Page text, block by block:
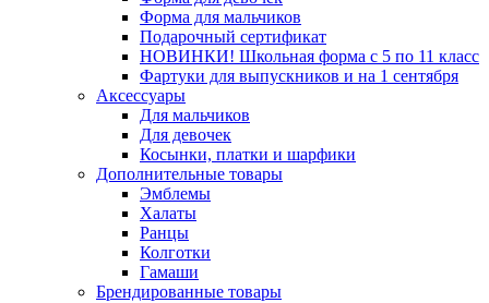
Форма для мальчиков
Подарочный сертификат
НОВИНКИ! Школьная форма с 5 по 11 класс
Фартуки для выпускников и на 1 сентября
Аксессуары
Для мальчиков
Для девочек
Косынки, платки и шарфики
Дополнительные товары
Эмблемы
Халаты
Ранцы
Колготки
Гамаши
Брендированные товары